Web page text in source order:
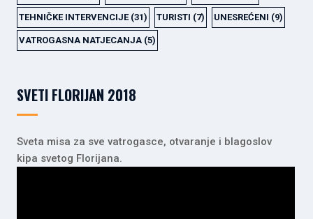
TEHNIČKE INTERVENCIJE(31) TURISTI (7) UNESREĆENI (9)
VATROGASNA NATJECANJA (5)
SVETI FLORIJAN 2018
Sveta misa za sve vatrogasce, otvaranje i blagoslov
kipa svetog Florijana.